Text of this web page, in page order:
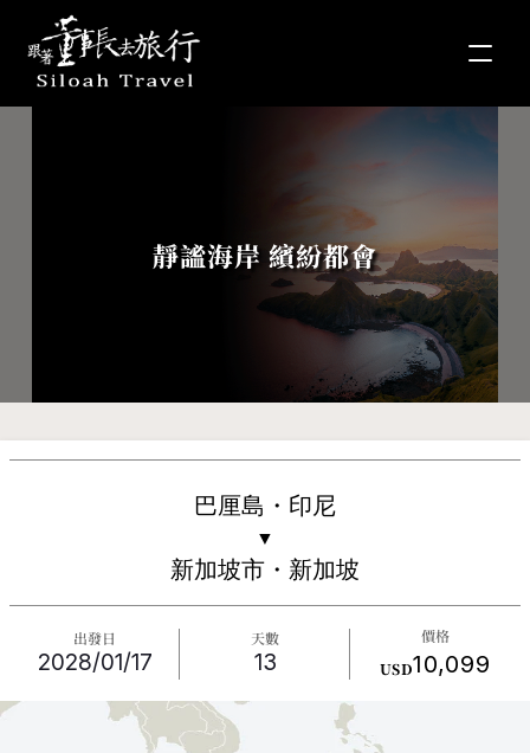
靜謐海岸 繽紛都會
巴厘島・印尼
▼
新加坡市・新加坡
出發日
2028/01/17
天數
13
價格
USD10,099